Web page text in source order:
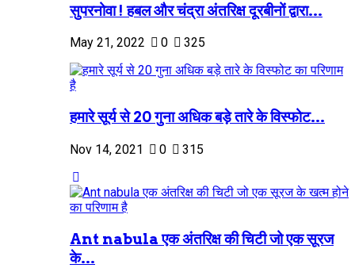
सुपरनोवा ! हबल और चंद्रा अंतरिक्ष दूरबीनों द्वारा...
May 21, 2022 0 325
हमारे सूर्य से 20 गुना अधिक बड़े तारे के विस्फोट...
Nov 14, 2021 0 315
Ant nabula एक अंतरिक्ष की चिटी जो एक सूरज
के...